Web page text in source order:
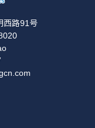
西路91号